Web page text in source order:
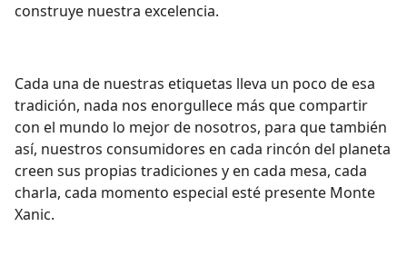
construye nuestra excelencia.
Cada una de nuestras etiquetas lleva un poco de esa
tradición, nada nos enorgullece más que compartir
con el mundo lo mejor de nosotros, para que también
así, nuestros consumidores en cada rincón del planeta
creen sus propias tradiciones y en cada mesa, cada
charla, cada momento especial esté presente Monte
Xanic.